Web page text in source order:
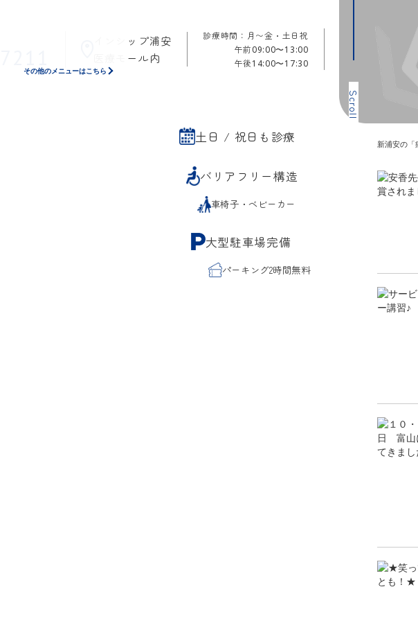
インシップ浦安
医療モール内
診療時間：月〜金・土日祝
午前09:00〜13:00
午後14:00〜17:30
土日 / 祝日も診療
バリアフリー構造
車椅子・ベビーカー
大型駐車場完備
パーキング2時間無料
その他のメニューはこちら
Scroll
新浦安の「